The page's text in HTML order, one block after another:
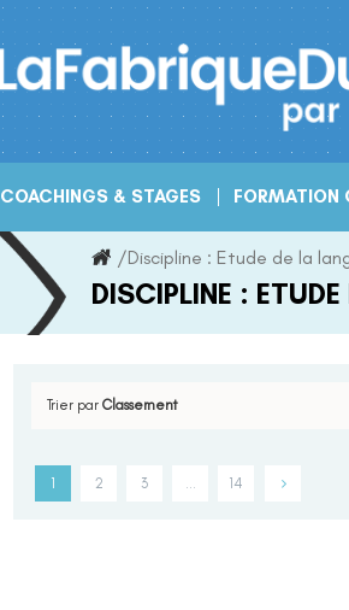
COACHINGS & STAGES FORMATION
/Discipline : Etude de la
DISCIPLINE :
Trier par Classement
1 2 3 … 14